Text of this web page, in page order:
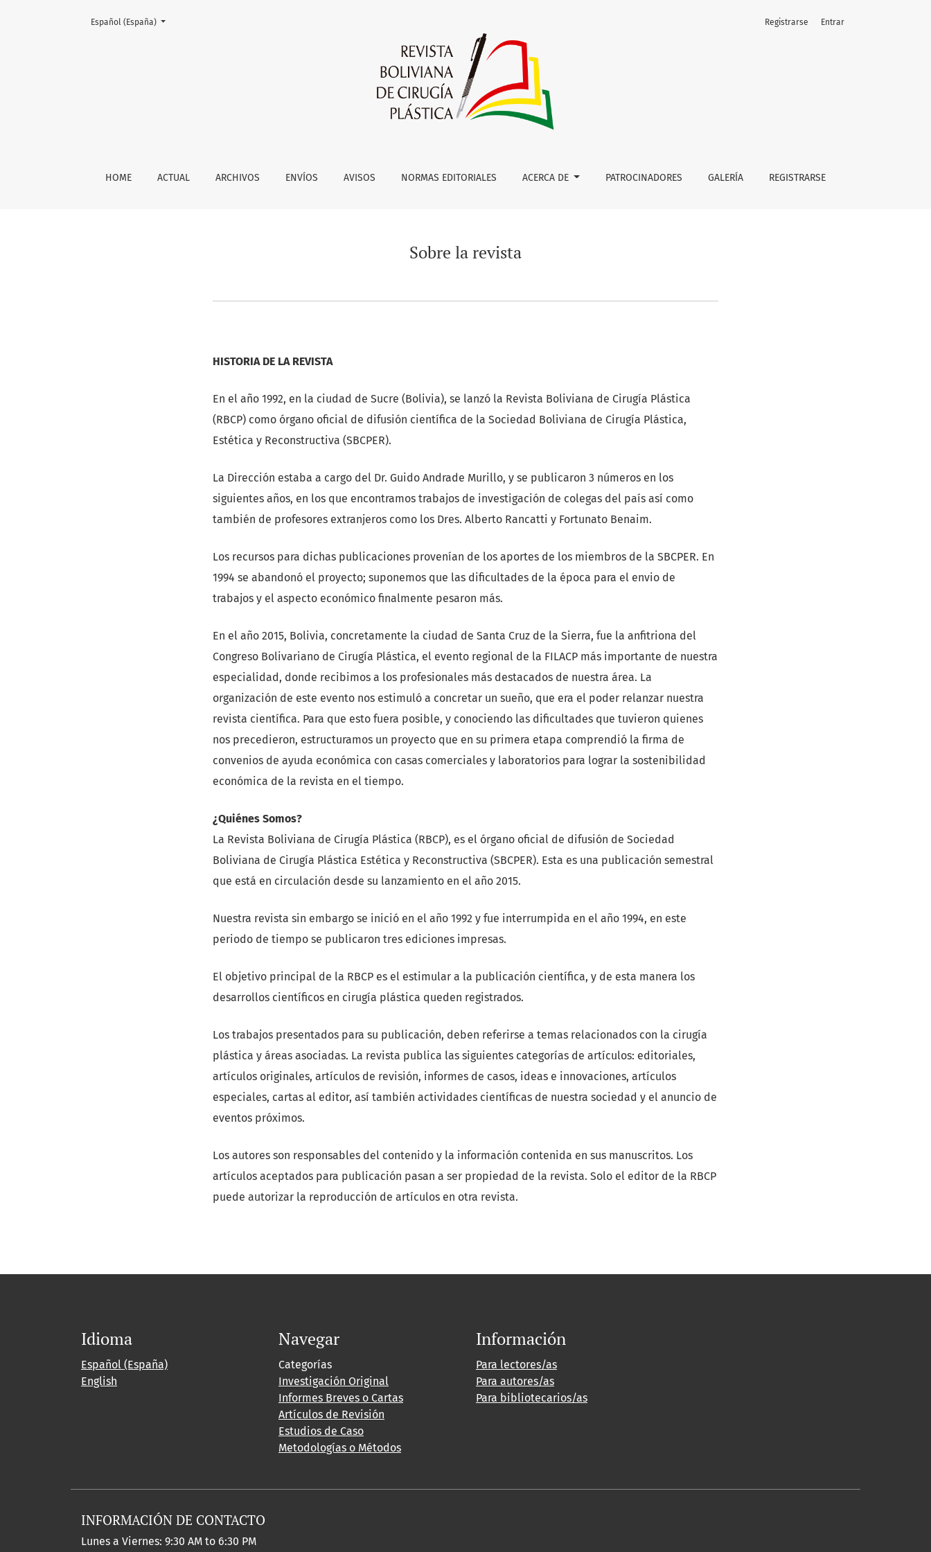
Sobre la revista
HOME ACTUAL ARCHIVOS ENVÍOS AVISOS NORMAS EDITORIALES ACERCA DE PATROCINADORES GALERÍA REGISTRARSE
Registrarse Entrar
Cambiar el idioma. El actual es:
Español (España)
Sobre la revista
HISTORIA DE LA REVISTA
En el año 1992, en la ciudad de Sucre (Bolivia), se lanzó la Revista Boliviana de Cirugía Plástica
(RBCP) como órgano oficial de difusión científica de la Sociedad Boliviana de Cirugía Plástica,
Estética y Reconstructiva (SBCPER).
La Dirección estaba a cargo del Dr. Guido Andrade Murillo, y se publicaron 3 números en los
siguientes años, en los que encontramos trabajos de investigación de colegas del país así como
también de profesores extranjeros como los Dres. Alberto Rancatti y Fortunato Benaim.
Los recursos para dichas publicaciones provenían de los aportes de los miembros de la SBCPER. En
1994 se abandonó el proyecto; suponemos que las dificultades de la época para el envio de
trabajos y el aspecto económico finalmente pesaron más.
En el año 2015, Bolivia, concretamente la ciudad de Santa Cruz de la Sierra, fue la anfitriona del
Congreso Bolivariano de Cirugía Plástica, el evento regional de la FILACP más importante de nuestra
especialidad, donde recibimos a los profesionales más destacados de nuestra área. La
organización de este evento nos estimuló a concretar un sueño, que era el poder relanzar nuestra
revista científica. Para que esto fuera posible, y conociendo las dificultades que tuvieron quienes
nos precedieron, estructuramos un proyecto que en su primera etapa comprendió la firma de
convenios de ayuda económica con casas comerciales y laboratorios para lograr la sostenibilidad
económica de la revista en el tiempo.
¿Quiénes Somos?
La Revista Boliviana de Cirugía Plástica (RBCP), es el órgano oficial de difusión de Sociedad
Boliviana de Cirugía Plástica Estética y Reconstructiva (SBCPER). Esta es una publicación semestral
que está en circulación desde su lanzamiento en el año 2015.
Nuestra revista sin embargo se inició en el año 1992 y fue interrumpida en el año 1994, en este
periodo de tiempo se publicaron tres ediciones impresas.
El objetivo principal de la RBCP es el estimular a la publicación científica, y de esta manera los
desarrollos científicos en cirugía plástica queden registrados.
Los trabajos presentados para su publicación, deben referirse a temas relacionados con la cirugía
plástica y áreas asociadas. La revista publica las siguientes categorías de artículos: editoriales,
artículos originales, artículos de revisión, informes de casos, ideas e innovaciones, artículos
especiales, cartas al editor, así también actividades científicas de nuestra sociedad y el anuncio de
eventos próximos.
Los autores son responsables del contenido y la información contenida en sus manuscritos. Los
artículos aceptados para publicación pasan a ser propiedad de la revista. Solo el editor de la RBCP
puede autorizar la reproducción de artículos en otra revista.
Idioma
Español (España)
English
Navegar
Categorías
Investigación Original
Informes Breves o Cartas
Artículos de Revisión
Estudios de Caso
Metodologías o Métodos
Información
Para lectores/as
Para autores/as
Para bibliotecarios/as
INFORMACIÓN DE CONTACTO
Lunes a Viernes: 9:30 AM to 6:30 PM